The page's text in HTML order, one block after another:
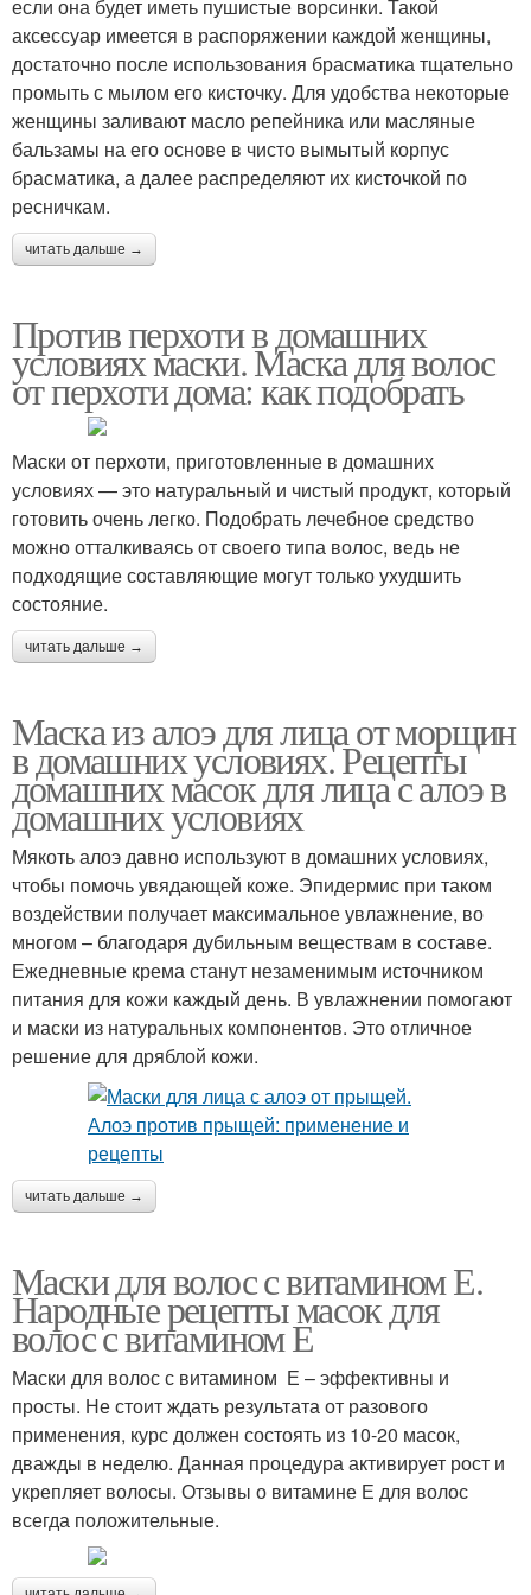
если она будет иметь пушистые ворсинки. Такой
аксессуар имеется в распоряжении каждой женщины,
достаточно после использования брасматика тщательно
промыть с мылом его кисточку. Для удобства некоторые
женщины заливают масло репейника или масляные
бальзамы на его основе в чисто вымытый корпус
брасматика, а далее распределяют их кисточкой по
ресничкам.
читать дальше →
Против перхоти в домашних
условиях маски. Маска для волос
от перхоти дома: как подобрать
Маски от перхоти, приготовленные в домашних
условиях — это натуральный и чистый продукт, который
готовить очень легко. Подобрать лечебное средство
можно отталкиваясь от своего типа волос, ведь не
подходящие составляющие могут только ухудшить
состояние.
читать дальше →
Маска из алоэ для лица от морщин
в домашних условиях. Рецепты
домашних масок для лица с алоэ в
домашних условиях
Мякоть алоэ давно используют в домашних условиях,
чтобы помочь увядающей коже. Эпидермис при таком
воздействии получает максимальное увлажнение, во
многом – благодаря дубильным веществам в составе.
Ежедневные крема станут незаменимым источником
питания для кожи каждый день. В увлажнении помогают
и маски из натуральных компонентов. Это отличное
решение для дряблой кожи.
читать дальше →
Маски для волос с витамином Е.
Народные рецепты масок для
волос с витамином Е
Маски для волос с витамином Е – эффективны и
просты. Не стоит ждать результата от разового
применения, курс должен состоять из 10-20 масок,
дважды в неделю. Данная процедура активирует рост и
укрепляет волосы. Отзывы о витамине Е для волос
всегда положительные.